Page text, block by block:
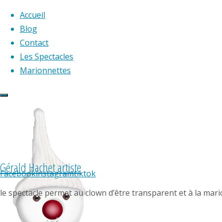
Skip
to
Accueil
Blog
Contact
Les Spectacles
Marionnettes
Gérald Hachet artiste
le spectacle permet au clown d’être transparent et à la
Facebookinstagramtiktok
déambulation,marionnette, Non classé,
spectacle,tout public